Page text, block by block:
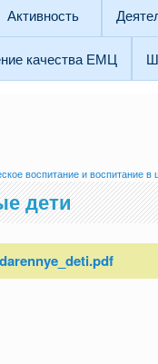
Активность
качества ЕМЦ
воспитание и воспитание в
дети